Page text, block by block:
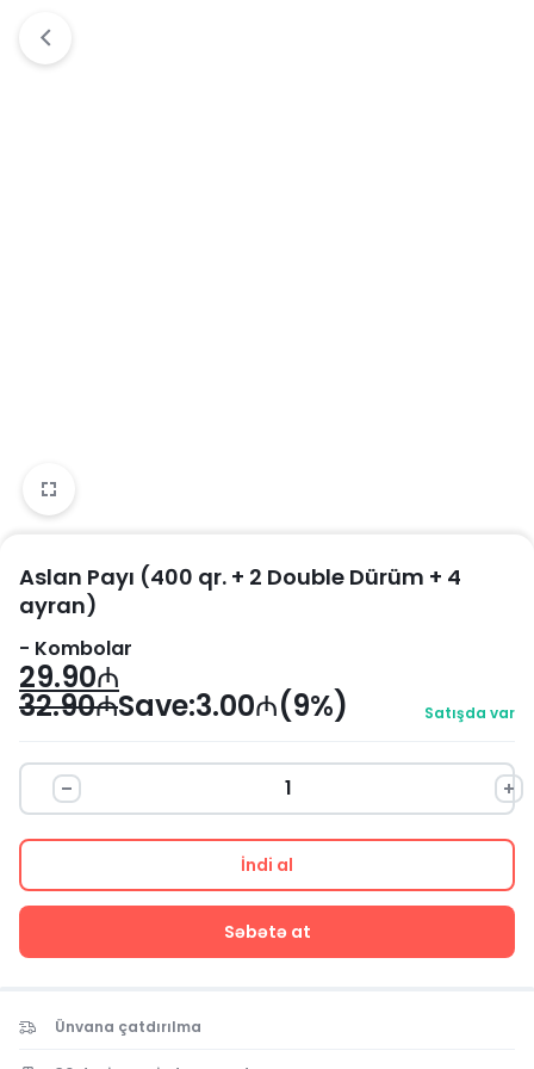
Aslan Payı (400 qr. + 2 Double Dürüm + 4
ayran)
- Kombolar
29.90₼
32.90₼Save:3.00₼(9%) Satışda var
Səbətə at
İndi al
Ünvana çatdırılma